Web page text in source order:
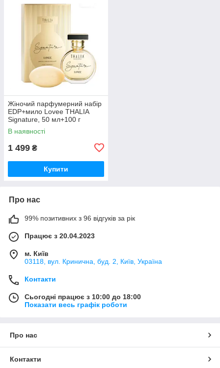
Жіночий парфумерний набір
EDP+мило Lovee THALIA
Signature, 50 мл+100 г
(Giorgio Armani - SI)
В наявності
1 499 ₴
Купити
Про нас
99% позитивних з 96 відгуків за рік
Працює з 20.04.2023
м. Київ
03118, вул. Кринична, буд. 2, Київ, Україна
Контакти
Сьогодні працює з 10:00 до 18:00
Показати весь графік роботи
Про нас
Контакти